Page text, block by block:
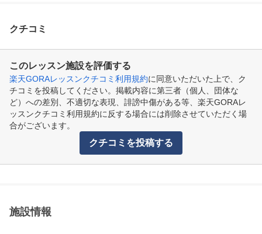
クチコミ
このレッスン施設を評価する
楽天GORAレッスンクチコミ利用規約に同意いただいた上で、ク
チコミを投稿してください。掲載内容に第三者（個人、団体な
ど）への差別、不適切な表現、誹謗中傷がある等、楽天GORAレ
ッスンクチコミ利用規約に反する場合には削除させていただく場
合がございます。
クチコミを投稿する
施設情報